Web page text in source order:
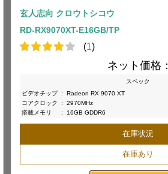
玄人志向 クロウトシコウ
RD-RX9070XT-E16GB/TP
(1)
ネット価格：
スペック
ビデオチップ :
Radeon RX 9070 XT
コアクロック
:
2970MHz
搭載メモリ
: 16GB GDDR6
在庫状況
在庫あり